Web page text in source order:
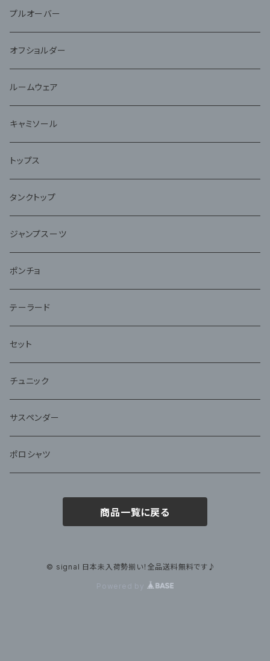
プルオーバー
オフショルダー
ルームウェア
キャミソール
トップス
タンクトップ
ジャンプスーツ
ポンチョ
テーラード
セット
チュニック
サスペンダー
ポロシャツ
商品一覧に戻る
© signal 日本未入荷勢揃い！全品送料無料です♪
Powered by